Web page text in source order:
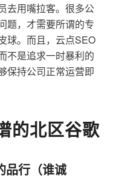
去用嘴拉客。很多公
题，才需要所谓的专
球。而且，云点SEO
不是追求一时暴利的
保持公司正常运营即
的北区谷歌
品行（谁诚